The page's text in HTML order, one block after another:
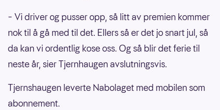
– Vi driver og pusser opp, så litt av premien kommer
nok til å gå med til det. Ellers så er det jo snart jul, så
da kan vi ordentlig kose oss. Og så blir det ferie til
neste år, sier Tjernhaugen avslutningsvis.
Tjernshaugen leverte Nabolaget med mobilen som
abonnement.